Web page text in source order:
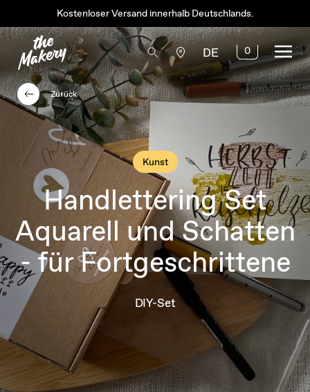
Kostenloser Versand innerhalb Deutschlands.
DE 0
Kunst
Handlettering Set
Aquarell und Schatten
- für Fortgeschrittene
DIY-Set
Zurück